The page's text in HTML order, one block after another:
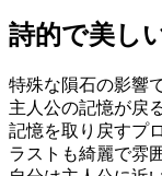
詩的で美し
特殊な隕石の影響
主人公の記憶が戻
記憶を取り戻すプ
ラストも綺麗で雰